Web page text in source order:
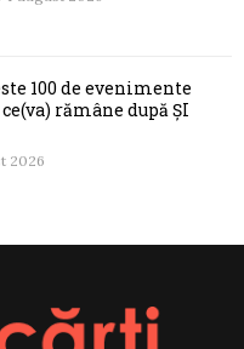
100 de evenimente
rămâne după ȘI
2026